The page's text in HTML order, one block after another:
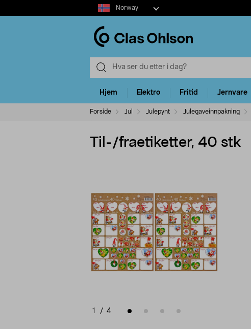
Select
market
Norway
Hjem Elektro Fritid Jernvare
Forside Jul Julepynt Julegaveinnpakning
Til-/fraetiketter, 40 stk
1 / 4